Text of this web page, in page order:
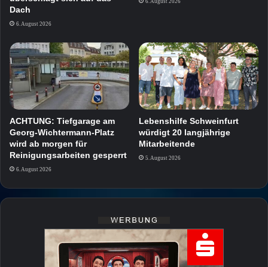
Dach
6. August 2026
ACHTUNG: Tiefgarage am
Georg-Wichtermann-Platz
wird ab morgen für
Reinigungsarbeiten gesperrt
6. August 2026
Lebenshilfe Schweinfurt
würdigt 20 langjährige
Mitarbeitende
5. August 2026